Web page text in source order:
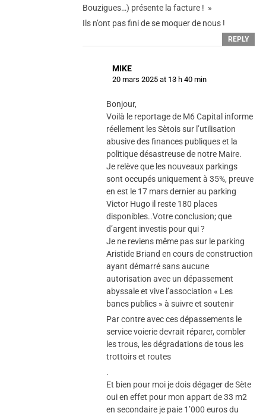
Bouzigues…) présente la facture ! »
Ils n’ont pas fini de se moquer de nous !
REPLY
MIKE
20 mars 2025 at 13 h 40 min
Bonjour,
Voilà le reportage de M6 Capital informe
réellement les Sètois sur l’utilisation
abusive des finances publiques et la
politique désastreuse de notre Maire.
Je relève que les nouveaux parkings
sont occupés uniquement à 35%, preuve
en est le 17 mars dernier au parking
Victor Hugo il reste 180 places
disponibles..Votre conclusion; que
d’argent investis pour qui ?
Je ne reviens même pas sur le parking
Aristide Briand en cours de construction
ayant démarré sans aucune
autorisation avec un dépassement
abyssale et vive l’association « Les
bancs publics » à suivre et soutenir
Par contre avec ces dépassements le
service voierie devrait réparer, combler
les trous, les dégradations de tous les
trottoirs et routes
.
Et bien pour moi je dois dégager de Sète
oui en effet pour mon appart de 33 m2
en secondaire je paie 1’000 euros du